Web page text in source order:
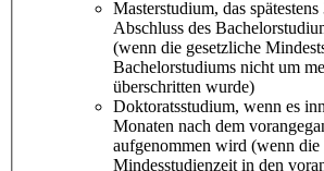
Masterstudium, das
Abschluss des
(wenn die gesetzliche
Bachelorstudiums nicht um
überschritten wurde)
Doktoratsstudium, wenn es
Monaten nach dem
aufgenommen wird (wenn die
Mindesstudienzeit in den